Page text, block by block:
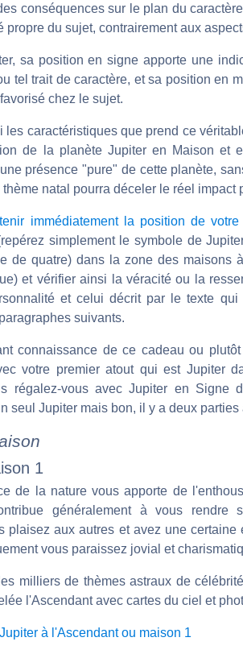
conséquences sur le plan du
propre du sujet, contrairement aux
sa position en signe apporte une
tel trait de caractère, et sa position en
chez le sujet.
les caractéristiques que prend ce
de la planète Jupiter en Maison et
présence "pure" de cette planète,
natal pourra déceler le réel impact
immédiatement la position de
simplement le symbole de
de quatre) dans la zone des maisons
et vérifier ainsi la véracité ou la
et celui décrit par le texte qui
suivants.
connaissance de ce cadeau ou
votre premier atout qui est Jupiter
régalez-vous avec Jupiter en Signe
seul Jupiter mais bon, il y a deux parties
1
de la nature vous apporte de
généralement à vous rendre
plaisez aux autres et avez une certaine
vous paraissez jovial et
milliers de thèmes astraux de
l'Ascendant avec cartes du ciel et
à l'Ascendant ou maison 1